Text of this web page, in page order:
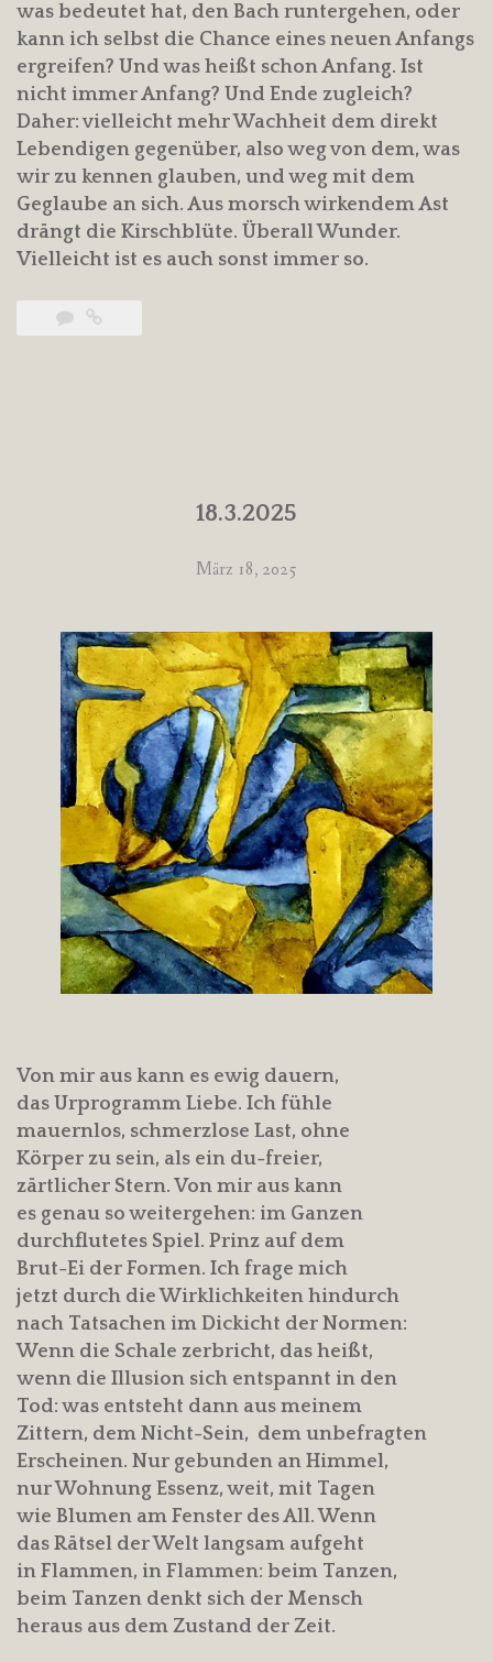
was bedeutet hat, den Bach runtergehen, oder
kann ich selbst die Chance eines neuen Anfangs
ergreifen? Und was heißt schon Anfang. Ist
nicht immer Anfang? Und Ende zugleich?
Daher: vielleicht mehr Wachheit dem direkt
Lebendigen gegenüber, also weg von dem, was
wir zu kennen glauben, und weg mit dem
Geglaube an sich. Aus morsch wirkendem Ast
drängt die Kirschblüte. Überall Wunder.
Vielleicht ist es auch sonst immer so.
18.3.2025
März 18, 2025
Von mir aus kann es ewig dauern,
das Urprogramm Liebe. Ich fühle
mauernlos, schmerzlose Last, ohne
Körper zu sein, als ein du-freier,
zärtlicher Stern. Von mir aus kann
es genau so weitergehen: im Ganzen
durchflutetes Spiel. Prinz auf dem
Brut-Ei der Formen. Ich frage mich
jetzt durch die Wirklichkeiten hindurch
nach Tatsachen im Dickicht der Normen:
Wenn die Schale zerbricht, das heißt,
wenn die Illusion sich entspannt in den
Tod: was entsteht dann aus meinem
Zittern, dem Nicht-Sein, dem unbefragten
Erscheinen. Nur gebunden an Himmel,
nur Wohnung Essenz, weit, mit Tagen
wie Blumen am Fenster des All. Wenn
das Rätsel der Welt langsam aufgeht
in Flammen, in Flammen: beim Tanzen,
beim Tanzen denkt sich der Mensch
heraus aus dem Zustand der Zeit.